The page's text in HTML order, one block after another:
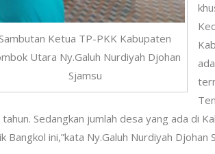
Ketua TP-PKK Kabupaten
Utara Ny.Galuh Nurdiyah Djohan
Sjamsu
Sedangkan jumlah desa yang ada di
ini,”kata Ny.Galuh Nurdiyah Djohan